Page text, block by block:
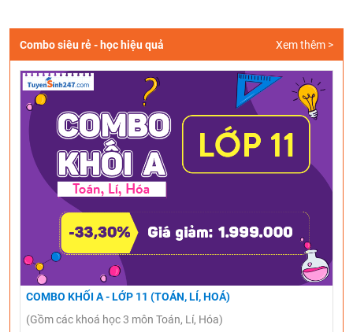
Combo siêu rẻ - học hiệu quả Xem thêm >
COMBO KHỐI A - LỚP 11 (TOÁN, LÍ, HOÁ)
(Gồm các khoá học 3 môn Toán, Lí, Hóa)